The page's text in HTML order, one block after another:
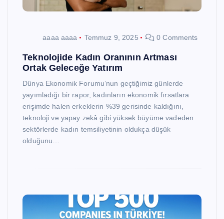
aaaa aaaa Temmuz 9, 2025 0 Comments
Teknolojide Kadın Oranının Artması
Ortak Geleceğe Yatırım
Dünya Ekonomik Forumu’nun geçtiğimiz günlerde
yayımladığı bir rapor, kadınların ekonomik fırsatlara
erişimde halen erkeklerin %39 gerisinde kaldığını,
teknoloji ve yapay zekâ gibi yüksek büyüme vadeden
sektörlerde kadın temsiliyetinin oldukça düşük
olduğunu…